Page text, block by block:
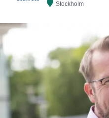
Stockholm